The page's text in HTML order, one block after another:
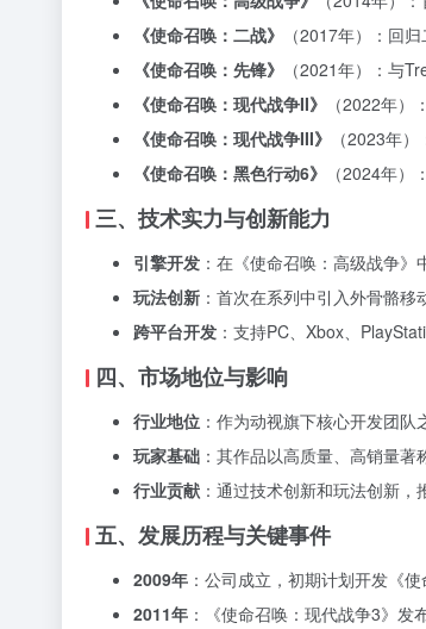
《使命召唤：二战》
（2017年）：回
《使命召唤：先锋》
（2021年）：与
《使命召唤：现代战争II》
（2022年）
《使命召唤：现代战争III》
（2023年
《使命召唤：黑色行动6》
（2024年
三、技术实力与创新能力
引擎开发 ：在《使命召唤：高级战争
玩法创新 ：首次在系列中引入外骨骼
跨平台开发 ：支持PC、Xbox、
四、市场地位与影响
行业地位 ：作为动视旗下核心开发团
玩家基础 ：其作品以高质量、高销量
行业贡献 ：通过技术创新和玩法创新，
五、发展历程与关键事件
2009年 ：公司成立，初期计划开发《
2011年 ：《使命召唤：现代战争3》发